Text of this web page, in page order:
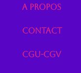
A propos
Contact
CGU-CGV